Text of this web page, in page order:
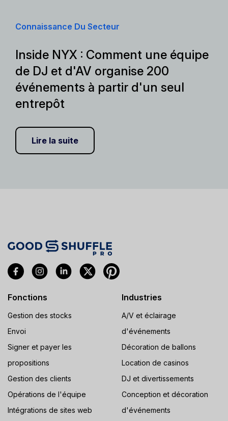
Connaissance Du Secteur
Inside NYX : Comment une équipe
de DJ et d'AV organise 200
événements à partir d'un seul
entrepôt
Lire la suite
Fonctions
Gestion des stocks
Envoi
Signer et payer les
propositions
Gestion des clients
Opérations de l'équipe
Intégrations de sites web
Industries
A/V et éclairage
d'événements
Décoration de ballons
Location de casinos
DJ et divertissements
Conception et décoration
d'événements